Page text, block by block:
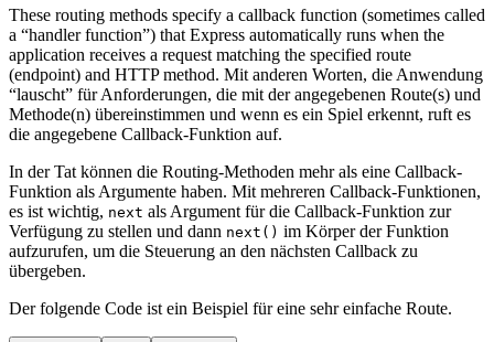
These routing methods specify a callback function (sometimes called
a “handler function”) that Express automatically runs when the
application receives a request matching the specified route
(endpoint) and HTTP method. Mit anderen Worten, die Anwendung
“lauscht” für Anforderungen, die mit der angegebenen Route(s) und
Methode(n) übereinstimmen und wenn es ein Spiel erkennt, ruft es
die angegebene Callback-Funktion auf.
In der Tat können die Routing-Methoden mehr als eine Callback-
Funktion als Argumente haben. Mit mehreren Callback-Funktionen,
es ist wichtig, next als Argument für die Callback-Funktion zur
Verfügung zu stellen und dann next() im Körper der Funktion
aufzurufen, um die Steuerung an den nächsten Callback zu
übergeben.
Der folgende Code ist ein Beispiel für eine sehr einfache Route.